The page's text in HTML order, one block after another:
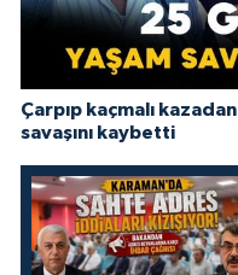
Çarpıp kaçmalı
savaşını kaybetti